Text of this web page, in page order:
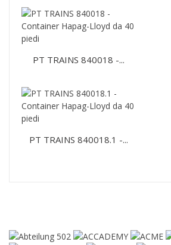
PT TRAINS 840018 -...
PT TRAINS 840018.1 -...